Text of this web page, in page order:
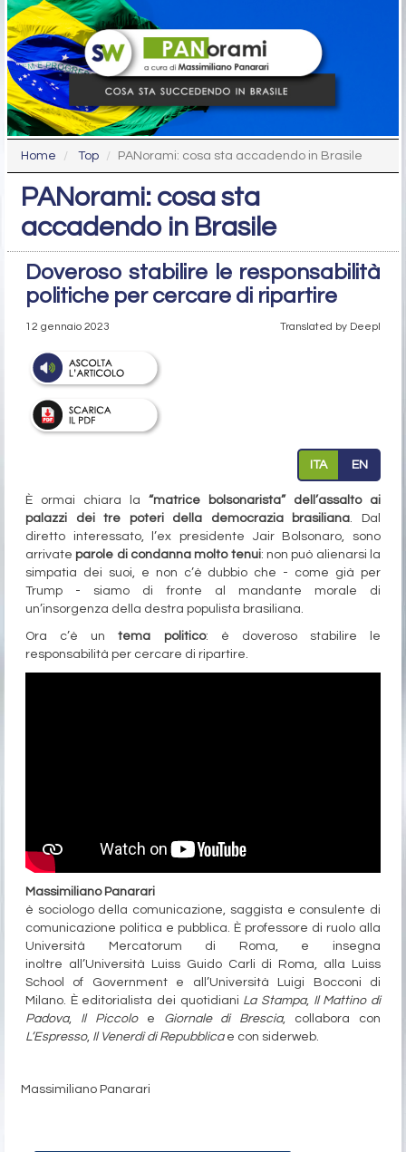
Home Top PANorami: cosa sta accadendo in Brasile
PANorami: cosa sta
accadendo in Brasile
Doveroso stabilire le responsabilità
politiche per cercare di ripartire
12 gennaio 2023 Translated by Deepl
ITA EN
È ormai chiara la “matrice bolsonarista” dell’assalto ai
palazzi dei tre poteri della democrazia brasiliana. Dal
diretto interessato, l’ex presidente Jair Bolsonaro, sono
arrivate parole di condanna molto tenui: non può alienarsi la
simpatia dei suoi, e non c’è dubbio che - come già per
Trump - siamo di fronte al mandante morale di
un’insorgenza della destra populista brasiliana.
Ora c’è untema politico: è doveroso stabilire le
responsabilità per cercare di ripartire.
Massimiliano Panarari
è sociologo della comunicazione, saggista e consulente di
comunicazione politica e pubblica. È professore di ruolo alla
Università Mercatorum di Roma, e insegna
inoltre all’Università Luiss Guido Carli di Roma, alla Luiss
School of Government e all’Università Luigi Bocconi di
Milano. È editorialista dei quotidiani La Stampa, Il Mattino di
Padova, Il Piccoloe Giornale di Brescia, collabora con
L’Espresso, Il Venerdì di Repubblicae con siderweb.
Massimiliano Panarari